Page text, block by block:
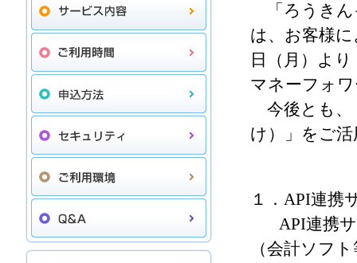
「ろうきん
は、お客様
日（月）よ
マネーフォ
今後とも、
け）」をご
１．API連携
API連携
（会計ソフ